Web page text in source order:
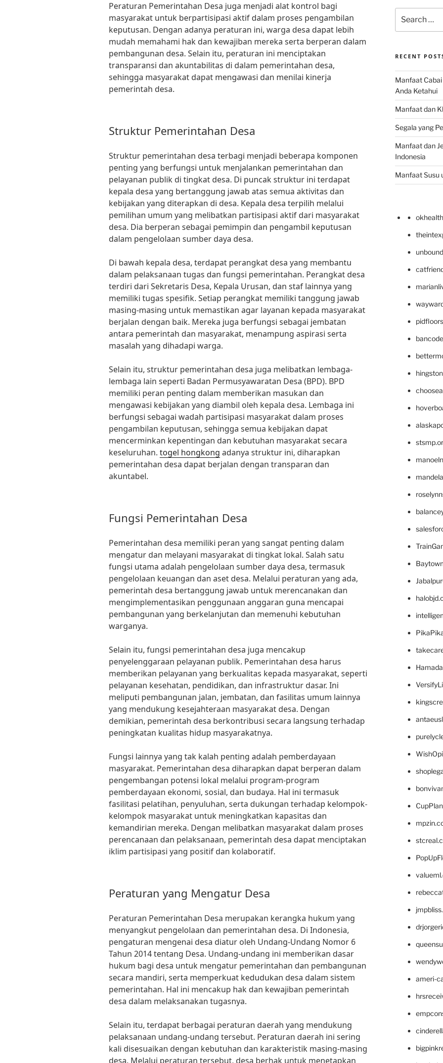
Peraturan Pemerintahan Desa juga menjadi alat kontrol bagi
masyarakat untuk berpartisipasi aktif dalam proses pengambilan
keputusan. Dengan adanya peraturan ini, warga desa dapat lebih
mudah memahami hak dan kewajiban mereka serta berperan dalam
pembangunan desa. Selain itu, peraturan ini menciptakan
transparansi dan akuntabilitas di dalam pemerintahan desa,
sehingga masyarakat dapat mengawasi dan menilai kinerja
pemerintah desa.
Struktur Pemerintahan Desa
Struktur pemerintahan desa terbagi menjadi beberapa komponen
penting yang berfungsi untuk menjalankan pemerintahan dan
pelayanan publik di tingkat desa. Di puncak struktur ini terdapat
kepala desa yang bertanggung jawab atas semua aktivitas dan
kebijakan yang diterapkan di desa. Kepala desa terpilih melalui
pemilihan umum yang melibatkan partisipasi aktif dari masyarakat
desa. Dia berperan sebagai pemimpin dan pengambil keputusan
dalam pengelolaan sumber daya desa.
Di bawah kepala desa, terdapat perangkat desa yang membantu
dalam pelaksanaan tugas dan fungsi pemerintahan. Perangkat desa
terdiri dari Sekretaris Desa, Kepala Urusan, dan staf lainnya yang
memiliki tugas spesifik. Setiap perangkat memiliki tanggung jawab
masing-masing untuk memastikan agar layanan kepada masyarakat
berjalan dengan baik. Mereka juga berfungsi sebagai jembatan
antara pemerintah dan masyarakat, menampung aspirasi serta
masalah yang dihadapi warga.
Selain itu, struktur pemerintahan desa juga melibatkan lembaga-
lembaga lain seperti Badan Permusyawaratan Desa (BPD). BPD
memiliki peran penting dalam memberikan masukan dan
mengawasi kebijakan yang diambil oleh kepala desa. Lembaga ini
berfungsi sebagai wadah partisipasi masyarakat dalam proses
pengambilan keputusan, sehingga semua kebijakan dapat
mencerminkan kepentingan dan kebutuhan masyarakat secara
keseluruhan. togel hongkong adanya struktur ini, diharapkan
pemerintahan desa dapat berjalan dengan transparan dan
akuntabel.
Fungsi Pemerintahan Desa
Pemerintahan desa memiliki peran yang sangat penting dalam
mengatur dan melayani masyarakat di tingkat lokal. Salah satu
fungsi utama adalah pengelolaan sumber daya desa, termasuk
pengelolaan keuangan dan aset desa. Melalui peraturan yang ada,
pemerintah desa bertanggung jawab untuk merencanakan dan
mengimplementasikan penggunaan anggaran guna mencapai
pembangunan yang berkelanjutan dan memenuhi kebutuhan
warganya.
Selain itu, fungsi pemerintahan desa juga mencakup
penyelenggaraan pelayanan publik. Pemerintahan desa harus
memberikan pelayanan yang berkualitas kepada masyarakat, seperti
pelayanan kesehatan, pendidikan, dan infrastruktur dasar. Ini
meliputi pembangunan jalan, jembatan, dan fasilitas umum lainnya
yang mendukung kesejahteraan masyarakat desa. Dengan
demikian, pemerintah desa berkontribusi secara langsung terhadap
peningkatan kualitas hidup masyarakatnya.
Fungsi lainnya yang tak kalah penting adalah pemberdayaan
masyarakat. Pemerintahan desa diharapkan dapat berperan dalam
pengembangan potensi lokal melalui program-program
pemberdayaan ekonomi, sosial, dan budaya. Hal ini termasuk
fasilitasi pelatihan, penyuluhan, serta dukungan terhadap kelompok-
kelompok masyarakat untuk meningkatkan kapasitas dan
kemandirian mereka. Dengan melibatkan masyarakat dalam proses
perencanaan dan pelaksanaan, pemerintah desa dapat menciptakan
iklim partisipasi yang positif dan kolaboratif.
Peraturan yang Mengatur Desa
Peraturan Pemerintahan Desa merupakan kerangka hukum yang
menyangkut pengelolaan dan pemerintahan desa. Di Indonesia,
pengaturan mengenai desa diatur oleh Undang-Undang Nomor 6
Tahun 2014 tentang Desa. Undang-undang ini memberikan dasar
hukum bagi desa untuk mengatur pemerintahan dan pembangunan
secara mandiri, serta memperkuat kedudukan desa dalam sistem
pemerintahan. Hal ini mencakup hak dan kewajiban pemerintah
desa dalam melaksanakan tugasnya.
Selain itu, terdapat berbagai peraturan daerah yang mendukung
pelaksanaan undang-undang tersebut. Peraturan daerah ini sering
kali disesuaikan dengan kebutuhan dan karakteristik masing-masing
desa. Melalui peraturan tersebut, desa berhak untuk menetapkan
for:
RECENT
Manfaat
Anda Ketahui
Manfaat dan
Segala yang
Manfaat dan
Indonesia
Manfaat Susu
ameri-